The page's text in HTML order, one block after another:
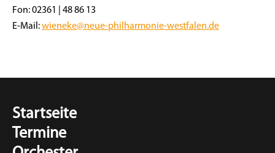
Fon: 02361 | 48 86 13
E-Mail:wieneke@neue-philharmonie-westfalen.de
Startseite
Termine